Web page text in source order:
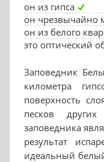
он из гипса
он чрезвычайно
он из белого
это оптический
Заповедник
километра
поверхность
песков
заповедника
результат
идеальный